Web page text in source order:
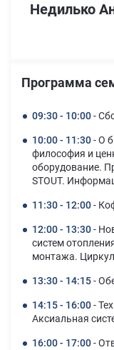
Недилько
Программа
09:30 - 10:00-
10:00 - 11:30- О
философия и
оборудование.
STOUT.
11:30 - 12:00-
12:00 - 13:30-
систем
монтажа.
13:30 - 14:15-
14:15 - 16:00-
Аксиальная
16:00 - 17:00-